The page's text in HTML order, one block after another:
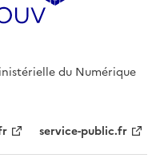
du Numérique
service-public.fr